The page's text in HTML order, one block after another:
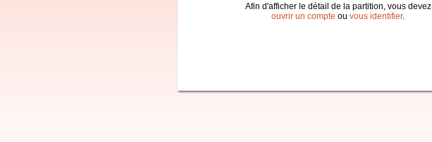
Afin d'afficher le détail de la partition, vous devez
ouvrir un compte ou vous identifier.